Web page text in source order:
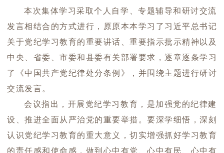
本次集体学习采取个人自学、专题辅导和研讨交流
发言相结合的方式进行，原原本本学习了习近平总书记
关于党纪学习教育的重要讲话、重要指示批示精神以及
中央、省委、市委和县委有关部署要求，逐章逐条学习
了《中国共产党纪律处分条例》，并围绕主题进行研讨
交流发言。
会议指出，开展党纪学习教育，是加强党的纪律建
设、推进全面从严治党的重要举措。要深学细悟，深刻
认识党纪学习教育的重大意义，切实增强抓好学习教育
的责任感和使命感，做到心中有党、心中有民、心中有